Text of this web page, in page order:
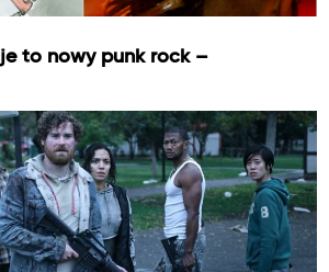
to nowy punk rock –